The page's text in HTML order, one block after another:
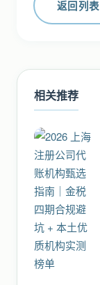
返回列表
相关推荐